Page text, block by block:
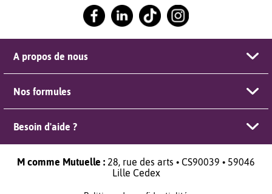
A propos de nous
Nos formules
Besoin d'aide ?
M comme Mutuelle : 28, rue des arts • CS90039 • 59046
Lille Cedex